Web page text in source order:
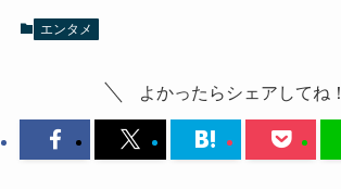
エンタメ
よかったらシェアしてね！